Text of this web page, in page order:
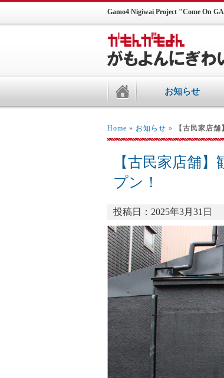
Gamo4 Nigiwai Project "Come On
お知らせ
Home » お知らせ » 【古民家店
【古民家店舗
プン！
投稿日：2025年3月31日